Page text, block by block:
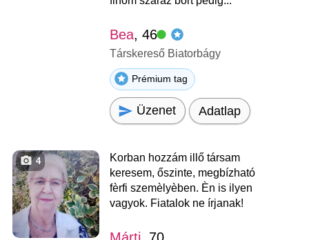
Bea, 46
Társkereső Biatorbágy
Prémium tag
Üzenet Adatlap
4
Korban hozzám illő társam
keresem, őszinte, megbízható
fèrfi szemèlyèben. Èn is ilyen
vagyok. Fiatalok ne írjanak!